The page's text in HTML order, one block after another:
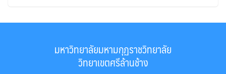
มหาวิทยาลัยมหามกุฏราชวิทยาลัย
วิทยาเขตศรีล้านช้าง